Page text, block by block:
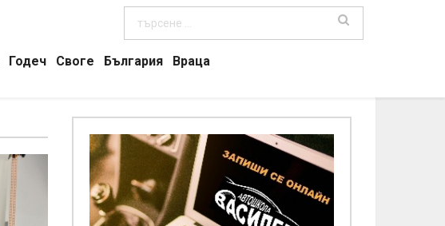
Годеч Своге България
Враца